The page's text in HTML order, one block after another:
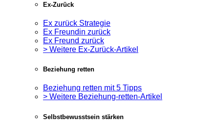
Ex-Zurück
Ex zurück Strategie
Ex Freundin zurück
Ex Freund zurück
> Weitere Ex-Zurück-Artikel
Beziehung retten
Beziehung retten mit 5 Tipps
> Weitere Beziehung-retten-Artikel
Selbstbewusstsein stärken